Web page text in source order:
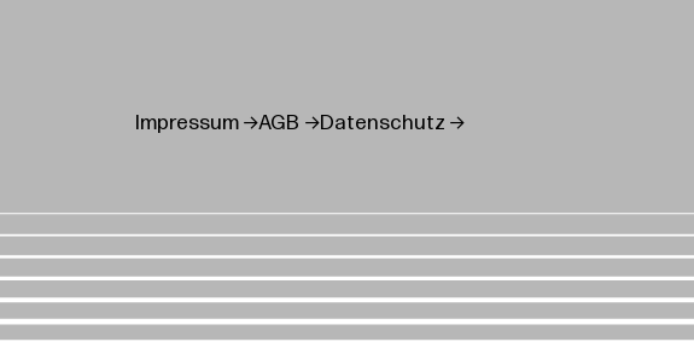
Impressum AGB Datenschutz